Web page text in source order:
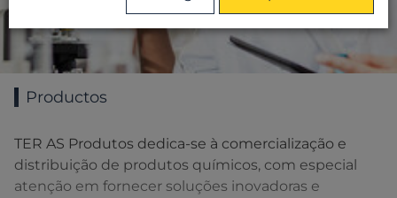
Productos
TER AS Produtos dedica-se à comercialização e
distribuição de produtos químicos, com especial
atenção em fornecer soluções inovadoras e